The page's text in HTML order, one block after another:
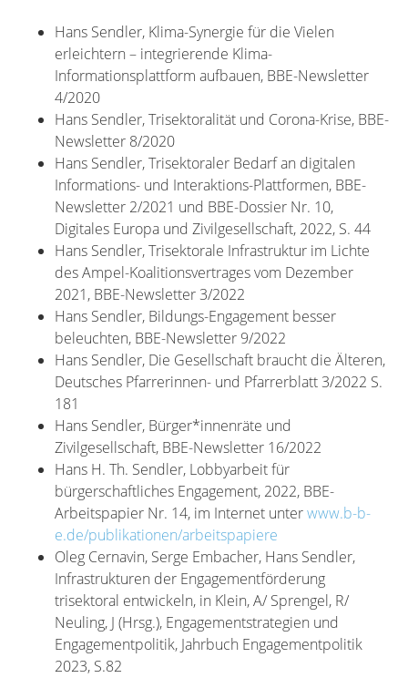
Hans Sendler, Klima-Synergie für die Vielen
erleichtern – integrierende Klima-
Informationsplattform aufbauen, BBE-Newsletter
4/2020
Hans Sendler, Trisektoralität und Corona-Krise, BBE-
Newsletter 8/2020
Hans Sendler, Trisektoraler Bedarf an digitalen
Informations- und Interaktions-Plattformen, BBE-
Newsletter 2/2021 und BBE-Dossier Nr. 10,
Digitales Europa und Zivilgesellschaft, 2022, S. 44
Hans Sendler, Trisektorale Infrastruktur im Lichte
des Ampel-Koalitionsvertrages vom Dezember
2021, BBE-Newsletter 3/2022
Hans Sendler, Bildungs-Engagement besser
beleuchten, BBE-Newsletter 9/2022
Hans Sendler, Die Gesellschaft braucht die Älteren,
Deutsches Pfarrerinnen- und Pfarrerblatt 3/2022 S.
181
Hans Sendler, Bürger*innenräte und
Zivilgesellschaft, BBE-Newsletter 16/2022
Hans H. Th. Sendler, Lobbyarbeit für
bürgerschaftliches Engagement, 2022, BBE-
Arbeitspapier Nr. 14, im Internet unterwww.b-b-
e.de/publikationen/arbeitspapiere
Oleg Cernavin, Serge Embacher, Hans Sendler,
Infrastrukturen der Engagementförderung
trisektoral entwickeln, in Klein, A/ Sprengel, R/
Neuling, J (Hrsg.), Engagementstrategien und
Engagementpolitik, Jahrbuch Engagementpolitik
2023, S.82